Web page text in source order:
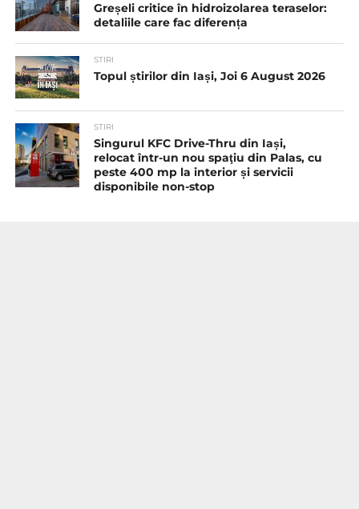
Greșeli critice în hidroizolarea teraselor:
detaliile care fac diferența
STIRI
Topul știrilor din Iași, Joi 6 August 2026
STIRI
Singurul KFC Drive-Thru din Iași,
relocat într-un nou spaţiu din Palas, cu
peste 400 mp la interior și servicii
disponibile non-stop